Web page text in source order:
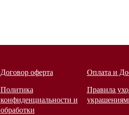
Договор оферта
Политика
конфиденциальности и
обработки
Оплата и
Правила